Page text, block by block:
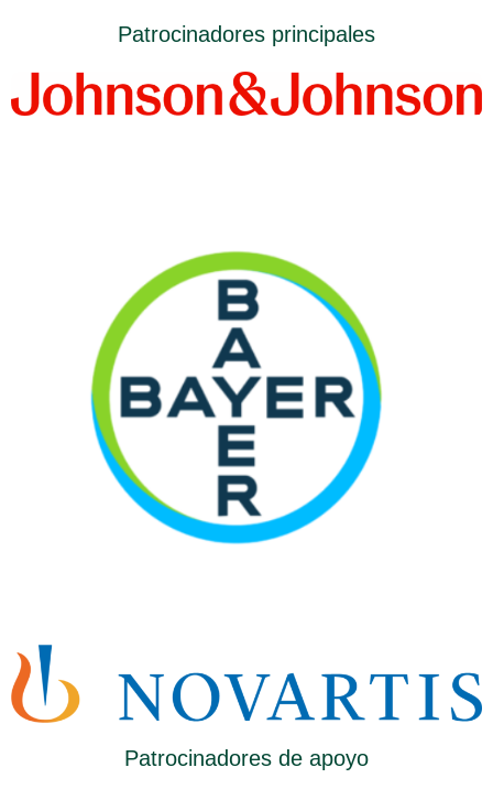
Patrocinadores principales
Patrocinadores de apoyo